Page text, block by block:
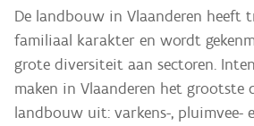
De landbouw in Vlaanderen heeft
familiaal karakter en wordt
grote diversiteit aan sectoren.
maken in Vlaanderen het grootste
landbouw uit: varkens-, pluimvee-